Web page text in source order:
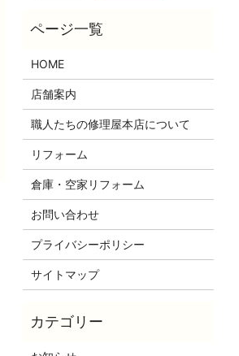
HOME
店舗案内
職人たちの修理屋本店について
リフォーム
倉庫・空家リフォーム
お問い合わせ
プライバシーポリシー
サイトマップ